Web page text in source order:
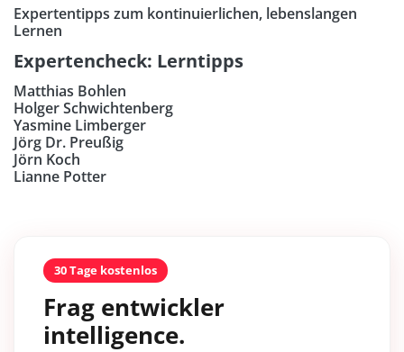
Expertentipps zum kontinuierlichen, lebenslangen
Lernen
Expertencheck: Lerntipps
Matthias Bohlen
Holger Schwichtenberg
Yasmine Limberger
Jörg Dr. Preußig
Jörn Koch
Lianne Potter
30 Tage kostenlos
Frag entwickler
intelligence.